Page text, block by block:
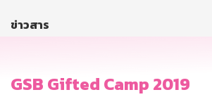
ข่าวสาร
GSB Gifted Camp 2019